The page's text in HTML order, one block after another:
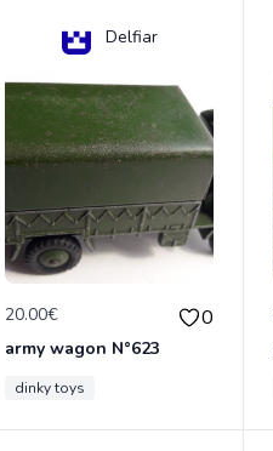
Delfiar
20.00€ 0
army wagon N°623
dinky toys